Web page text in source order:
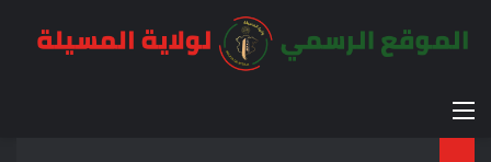
القائمة